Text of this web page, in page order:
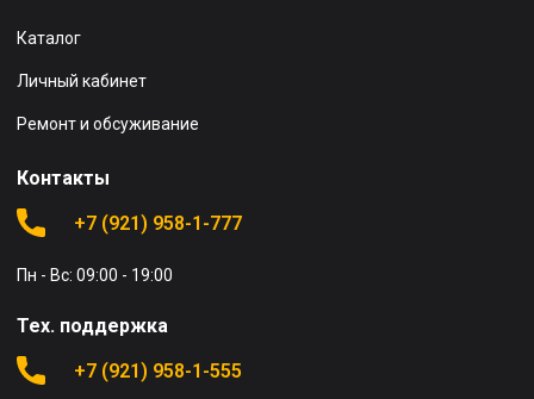
Каталог
Личный кабинет
Ремонт и обсуживание
Контакты
+7 (921) 958-1-777
Пн - Вс: 09:00 - 19:00
Тех. поддержка
+7 (921) 958-1-555